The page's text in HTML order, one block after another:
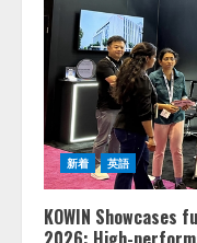
新着 英語
KOWIN